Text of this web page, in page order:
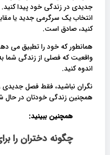
جدیدی در زندگی خود پیدا کنید.
انتخاب یک سرگرمی جدید یا
کنید، صادق است.
همانطور که خود را تطبیق می
واقعیت که فصلی از زندگی شما
اندوه کنید.
نگران نباشید، فقط فصل جدیدی
همچنین زندگی خودتان در
همچنین ببینید:
چگونه دختران را